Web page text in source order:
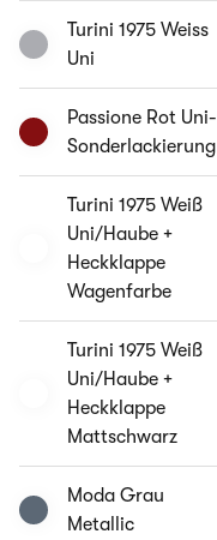
Turini 1975 Weiss
Uni
Passione Rot Uni-
Sonderlackierung
Turini 1975 Weiß
Uni/Haube +
Heckklappe
Wagenfarbe
Turini 1975 Weiß
Uni/Haube +
Heckklappe
Mattschwarz
Moda Grau
Metallic